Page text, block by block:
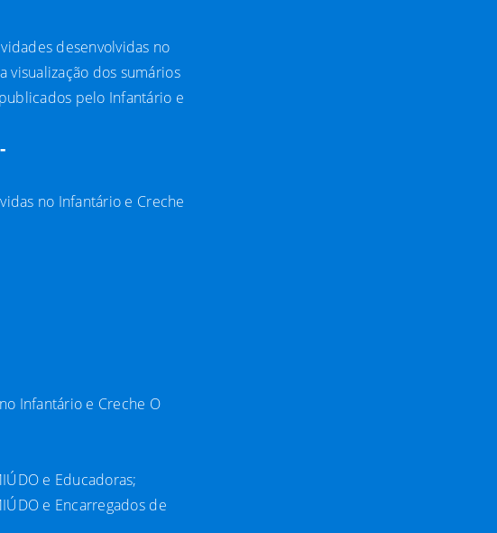
desenvolvidas no
visualização dos sumários
pelo Infantário e
no Infantário e Creche
Infantário e Creche O
e Educadoras;
e Encarregados de